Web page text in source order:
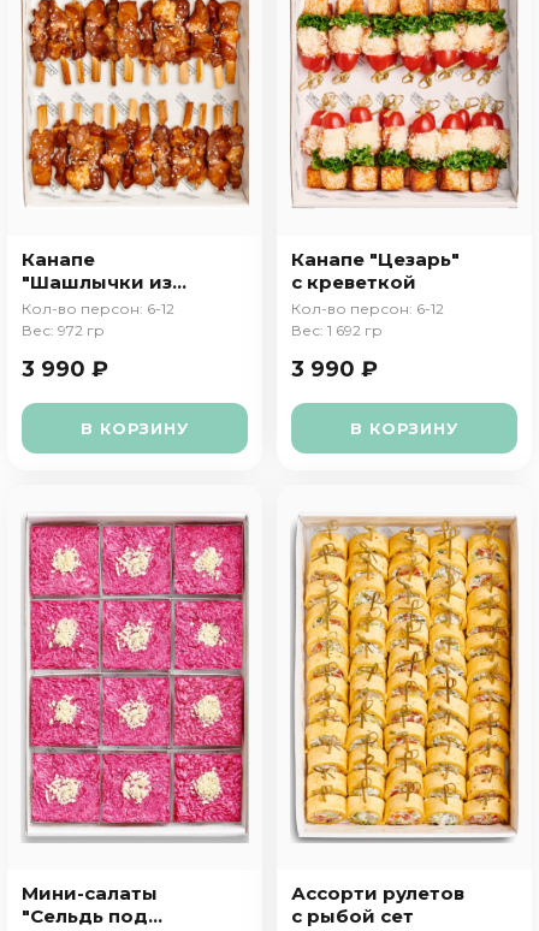
Канапе
"Шашлычки из
свинины"
Кол-во персон: 6-12
Вес: 972 гр
3 990 ₽
В КОРЗИНУ
Канапе "Цезарь"
с креветкой
Кол-во персон: 6-12
Вес: 1 692 гр
3 990 ₽
В КОРЗИНУ
Мини-салаты
"Сельдь под
Ассорти рулетов
с рыбой сет